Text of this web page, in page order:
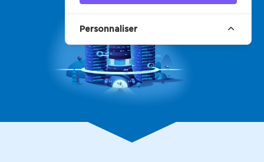
Personnaliser